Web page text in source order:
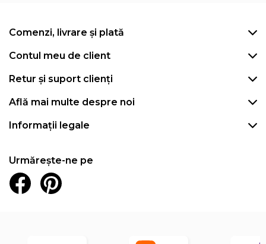
Comenzi, livrare și plată
Contul meu de client
Retur și suport clienți
Află mai multe despre noi
Informații legale
Urmărește-ne pe